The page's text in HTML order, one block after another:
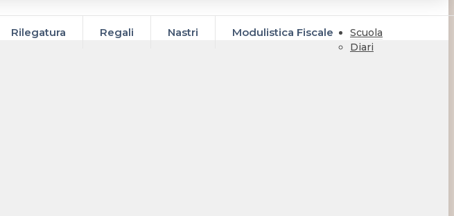
Rilegatura Regali Nastri Modulistica Fiscale
Scuola
Diari